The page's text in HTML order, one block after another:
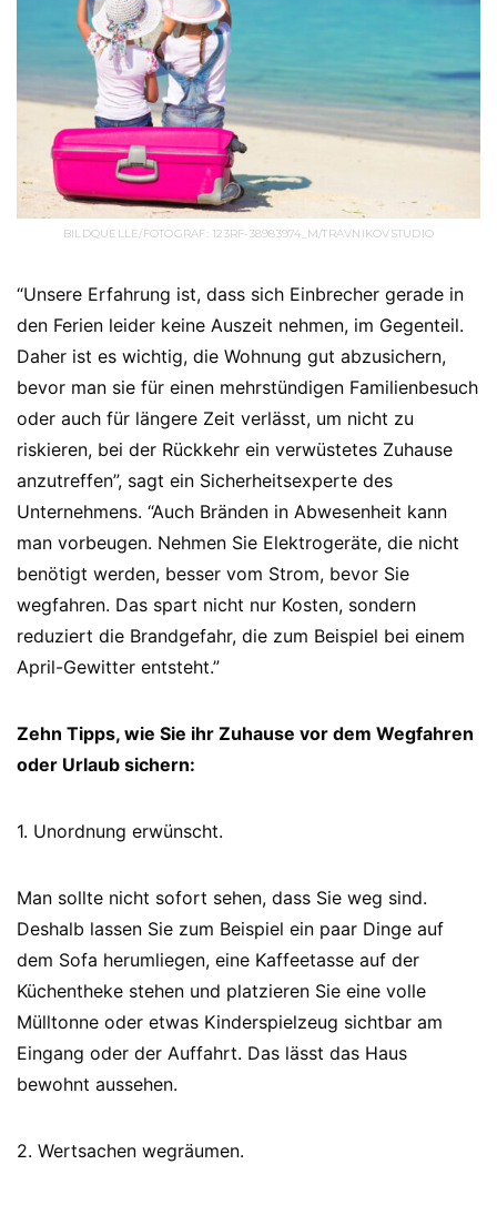
BILDQUELLE/FOTOGRAF: 123RF-38983974_M/TRAVNIKOVSTUDIO
“Unsere Erfahrung ist, dass sich Einbrecher gerade in
den Ferien leider keine Auszeit nehmen, im Gegenteil.
Daher ist es wichtig, die Wohnung gut abzusichern,
bevor man sie für einen mehrstündigen Familienbesuch
oder auch für längere Zeit verlässt, um nicht zu
riskieren, bei der Rückkehr ein verwüstetes Zuhause
anzutreffen”, sagt ein Sicherheitsexperte des
Unternehmens. “Auch Bränden in Abwesenheit kann
man vorbeugen. Nehmen Sie Elektrogeräte, die nicht
benötigt werden, besser vom Strom, bevor Sie
wegfahren. Das spart nicht nur Kosten, sondern
reduziert die Brandgefahr, die zum Beispiel bei einem
April-Gewitter entsteht.”
Zehn Tipps, wie Sie ihr Zuhause vor dem Wegfahren
oder Urlaub sichern:
1. Unordnung erwünscht.
Man sollte nicht sofort sehen, dass Sie weg sind.
Deshalb lassen Sie zum Beispiel ein paar Dinge auf
dem Sofa herumliegen, eine Kaffeetasse auf der
Küchentheke stehen und platzieren Sie eine volle
Mülltonne oder etwas Kinderspielzeug sichtbar am
Eingang oder der Auffahrt. Das lässt das Haus
bewohnt aussehen.
2. Wertsachen wegräumen.